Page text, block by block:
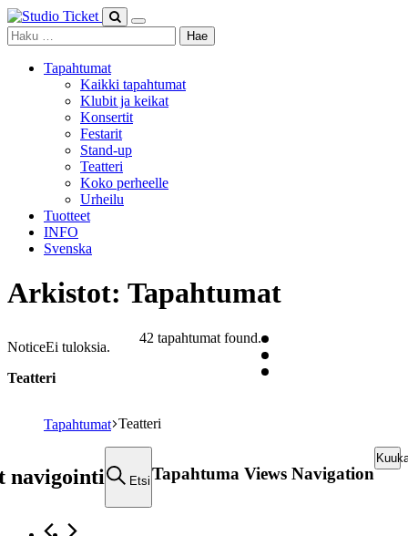
Skip
to
content
Haku:
Tapahtumat
Kaikki tapahtumat
Klubit ja keikat
Konsertit
Festarit
Stand-up
Teatteri
Koko perheelle
Urheilu
Tuotteet
INFO
Svenska
Arkistot: Tapahtumat
42 tapahtumat found.
NoticeEi tuloksia.
Teatteri
Tapahtumat Teatteri
navigointi Etsi Tapahtuma Views Navigation